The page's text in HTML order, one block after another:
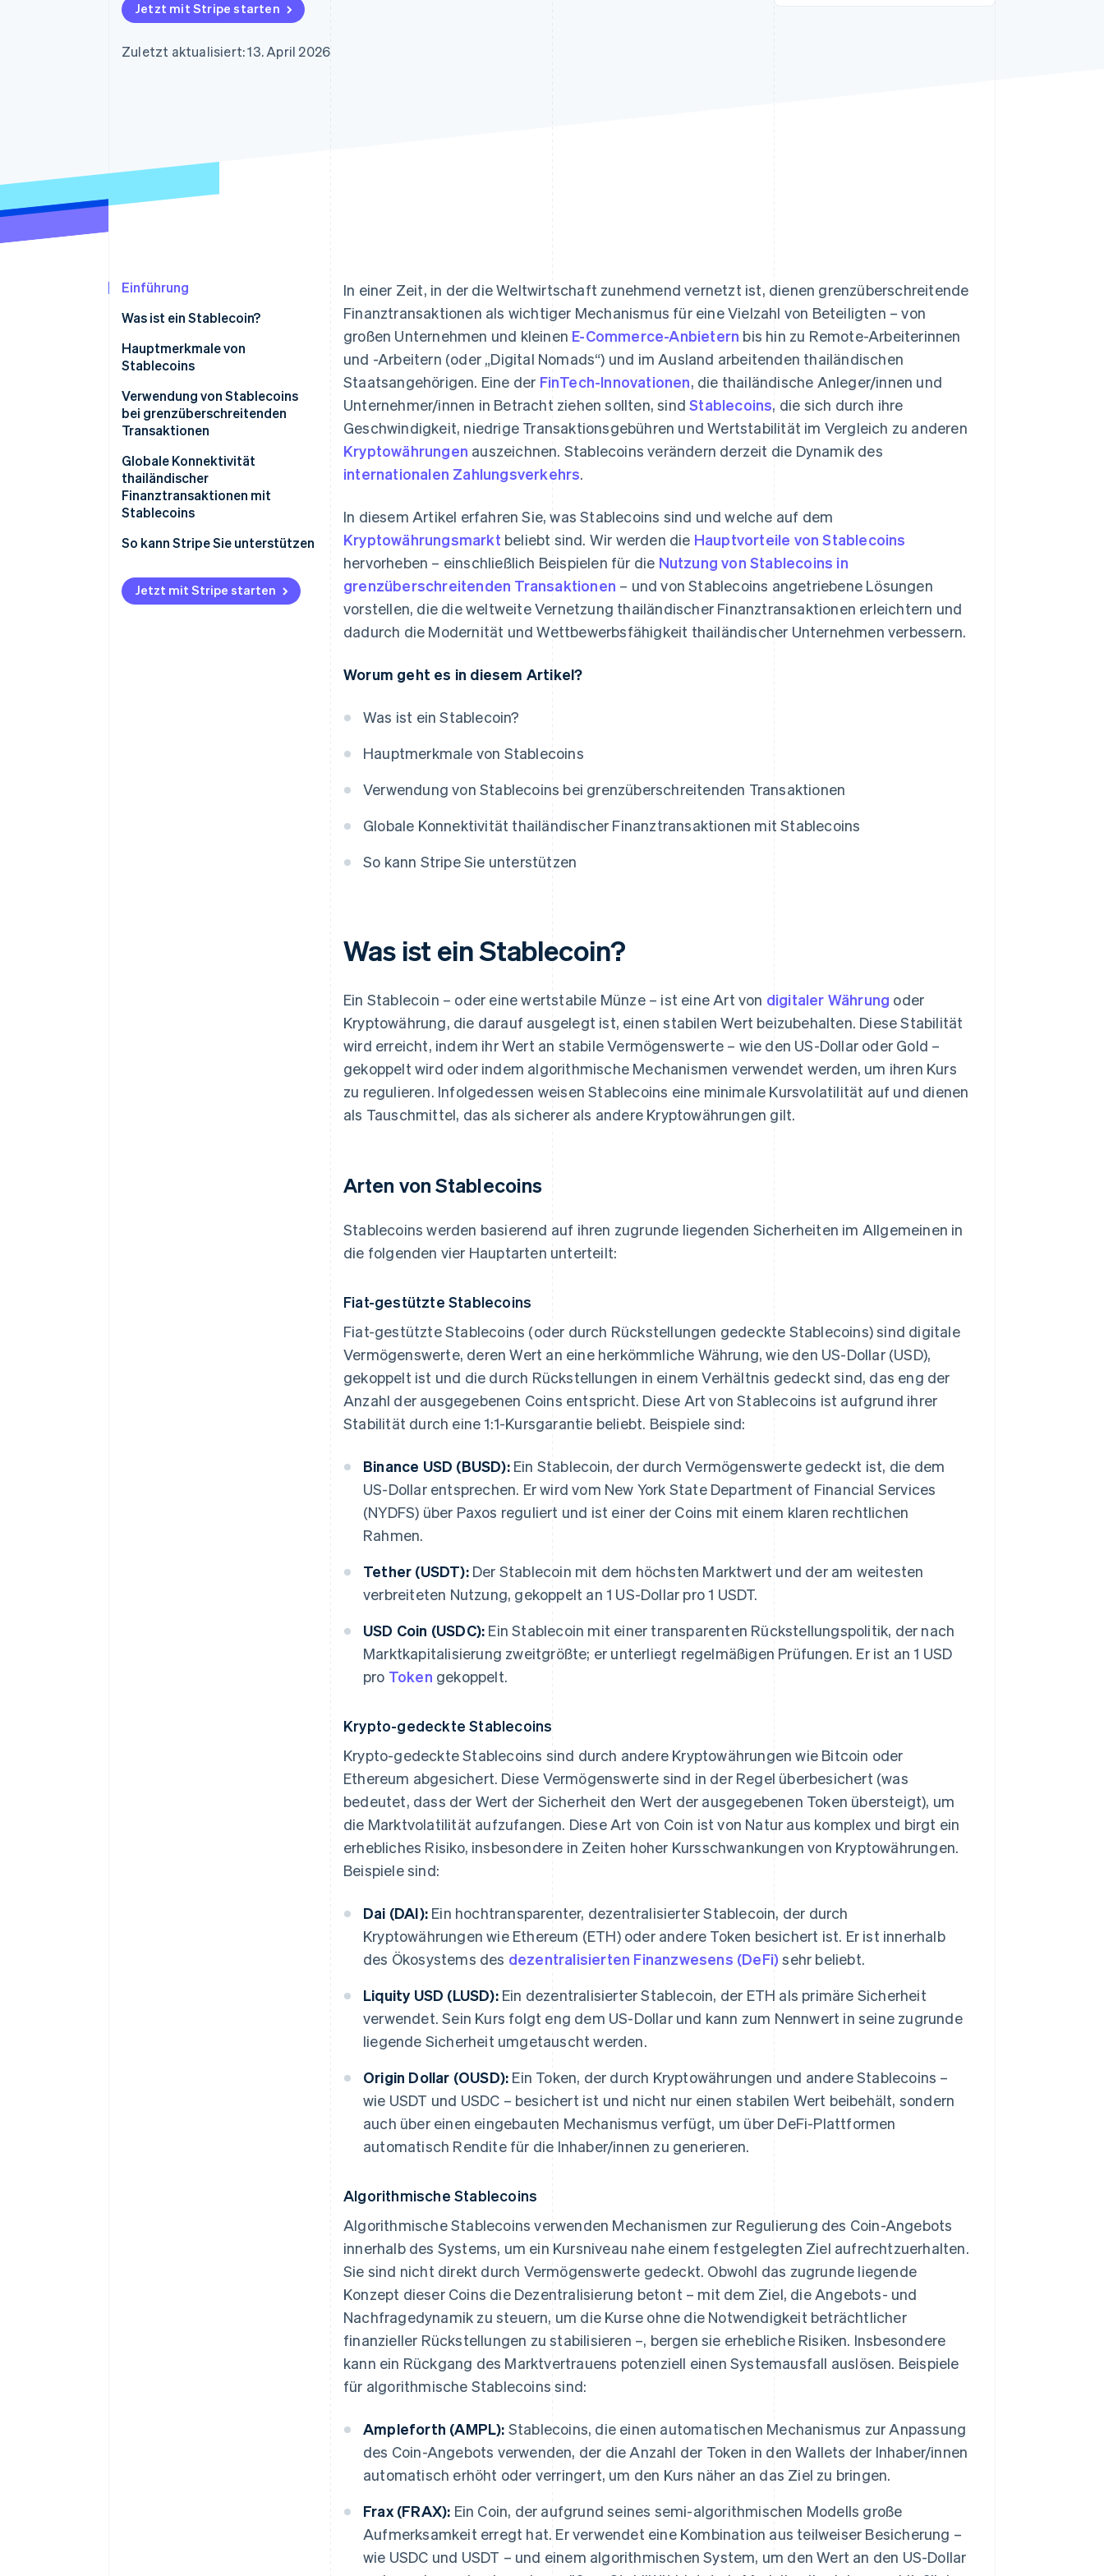
Autorisierungsraten
Beschleunigter Bezahlvorgang
Jetzt mit Stripe starten
Zuletzt aktualisiert: 13. April 2026
Einführung
Was ist ein Stablecoin?
Arten von Stablecoins
Hauptmerkmale von
Stablecoins
Wirken der Inflation entgegen
Helfen bei Marktvolatilität
Dienen als Medium für
Kryptobörsen
Können Anlagemöglichkeiten
unterstützen
Bieten einen klaren rechtlichen
Verbessern das internationale
Verwendung von Stablecoins
bei grenzüberschreitenden
Transaktionen
Globale Konnektivität
thailändischer
Finanztransaktionen mit
Stablecoins
So kann Stripe Sie unterstützen
Jetzt mit Stripe starten
In einer Zeit, in der die Weltwirtschaft zunehmend vernetzt ist, dienen grenzüberschreitende
Finanztransaktionen als wichtiger Mechanismus für eine Vielzahl von Beteiligten – von
großen Unternehmen und kleinen E-Commerce-Anbietern bis hin zu Remote-Arbeiterinnen
und -Arbeitern (oder „Digital Nomads“) und im Ausland arbeitenden thailändischen
Staatsangehörigen. Eine der FinTech-Innovationen, die thailändische Anleger/innen und
Unternehmer/innen in Betracht ziehen sollten, sindStablecoins, die sich durch ihre
Geschwindigkeit, niedrige Transaktionsgebühren und Wertstabilität im Vergleich zu anderen
Kryptowährungen auszeichnen. Stablecoins verändern derzeit die Dynamik des
internationalen Zahlungsverkehrs.
In diesem Artikel erfahren Sie, was Stablecoins sind und welche auf dem
Kryptowährungsmarkt beliebt sind. Wir werden die Hauptvorteile von Stablecoins
hervorheben – einschließlich Beispielen für die Nutzung von Stablecoins in
grenzüberschreitenden Transaktionen – und von Stablecoins angetriebene Lösungen
vorstellen, die die weltweite Vernetzung thailändischer Finanztransaktionen erleichtern und
dadurch die Modernität und Wettbewerbsfähigkeit thailändischer Unternehmen verbessern.
Worum geht es in diesem Artikel?
Was ist ein Stablecoin?
Hauptmerkmale von Stablecoins
Verwendung von Stablecoins bei grenzüberschreitenden Transaktionen
Globale Konnektivität thailändischer Finanztransaktionen mit Stablecoins
So kann Stripe Sie unterstützen
Was ist ein Stablecoin?
Ein Stablecoin – oder eine wertstabile Münze – ist eine Art von digitaler Währung oder
Kryptowährung, die darauf ausgelegt ist, einen stabilen Wert beizubehalten. Diese Stabilität
wird erreicht, indem ihr Wert an stabile Vermögenswerte – wie den US-Dollar oder Gold –
gekoppelt wird oder indem algorithmische Mechanismen verwendet werden, um ihren Kurs
zu regulieren. Infolgedessen weisen Stablecoins eine minimale Kursvolatilität auf und dienen
als Tauschmittel, das als sicherer als andere Kryptowährungen gilt.
Arten von Stablecoins
Stablecoins werden basierend auf ihren zugrunde liegenden Sicherheiten im Allgemeinen in
die folgenden vier Hauptarten unterteilt:
Fiat-gestützte Stablecoins
Fiat-gestützte Stablecoins (oder durch Rückstellungen gedeckte Stablecoins) sind digitale
Vermögenswerte, deren Wert an eine herkömmliche Währung, wie den US-Dollar (USD),
gekoppelt ist und die durch Rückstellungen in einem Verhältnis gedeckt sind, das eng der
Anzahl der ausgegebenen Coins entspricht. Diese Art von Stablecoins ist aufgrund ihrer
Stabilität durch eine 1:1-Kursgarantie beliebt. Beispiele sind:
Binance USD (BUSD):Ein Stablecoin, der durch Vermögenswerte gedeckt ist, die dem
US-Dollar entsprechen. Er wird vom New York State Department of Financial Services
(NYDFS) über Paxos reguliert und ist einer der Coins mit einem klaren rechtlichen
Rahmen.
Tether (USDT):Der Stablecoin mit dem höchsten Marktwert und der am weitesten
verbreiteten Nutzung, gekoppelt an 1 US-Dollar pro 1 USDT.
USD Coin (USDC): Ein Stablecoin mit einer transparenten Rückstellungspolitik, der nach
Marktkapitalisierung zweitgrößte; er unterliegt regelmäßigen Prüfungen. Er ist an 1 USD
pro Token gekoppelt.
Krypto-gedeckte Stablecoins
Krypto-gedeckte Stablecoins sind durch andere Kryptowährungen wie Bitcoin oder
Ethereum abgesichert. Diese Vermögenswerte sind in der Regel überbesichert (was
bedeutet, dass der Wert der Sicherheit den Wert der ausgegebenen Token übersteigt), um
die Marktvolatilität aufzufangen. Diese Art von Coin ist von Natur aus komplex und birgt ein
erhebliches Risiko, insbesondere in Zeiten hoher Kursschwankungen von Kryptowährungen.
Beispiele sind:
Dai (DAI): Ein hochtransparenter, dezentralisierter Stablecoin, der durch
Kryptowährungen wie Ethereum (ETH) oder andere Token besichert ist. Er ist innerhalb
des Ökosystems des dezentralisierten Finanzwesens (DeFi) sehr beliebt.
Liquity USD (LUSD):Ein dezentralisierter Stablecoin, der ETH als primäre Sicherheit
verwendet. Sein Kurs folgt eng dem US-Dollar und kann zum Nennwert in seine zugrunde
liegende Sicherheit umgetauscht werden.
Origin Dollar (OUSD): Ein Token, der durch Kryptowährungen und andere Stablecoins –
wie USDT und USDC – besichert ist und nicht nur einen stabilen Wert beibehält, sondern
auch über einen eingebauten Mechanismus verfügt, um über DeFi-Plattformen
automatisch Rendite für die Inhaber/innen zu generieren.
Algorithmische Stablecoins
Algorithmische Stablecoins verwenden Mechanismen zur Regulierung des Coin-Angebots
innerhalb des Systems, um ein Kursniveau nahe einem festgelegten Ziel aufrechtzuerhalten.
Sie sind nicht direkt durch Vermögenswerte gedeckt. Obwohl das zugrunde liegende
Konzept dieser Coins die Dezentralisierung betont – mit dem Ziel, die Angebots- und
Nachfragedynamik zu steuern, um die Kurse ohne die Notwendigkeit beträchtlicher
finanzieller Rückstellungen zu stabilisieren –, bergen sie erhebliche Risiken. Insbesondere
kann ein Rückgang des Marktvertrauens potenziell einen Systemausfall auslösen. Beispiele
für algorithmische Stablecoins sind:
Ampleforth (AMPL): Stablecoins, die einen automatischen Mechanismus zur Anpassung
des Coin-Angebots verwenden, der die Anzahl der Token in den Wallets der Inhaber/innen
automatisch erhöht oder verringert, um den Kurs näher an das Ziel zu bringen.
Frax (FRAX): Ein Coin, der aufgrund seines semi-algorithmischen Modells große
Aufmerksamkeit erregt hat. Er verwendet eine Kombination aus teilweiser Besicherung –
wie USDC und USDT – und einem algorithmischen System, um den Wert an den US-Dollar